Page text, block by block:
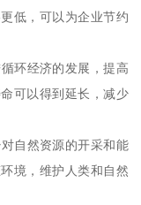
低，可以为企业节约
环经济的发展，提高
可以得到延长，减少
自然资源的开采和能
境，维护人类和自然